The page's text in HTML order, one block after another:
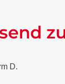
D.